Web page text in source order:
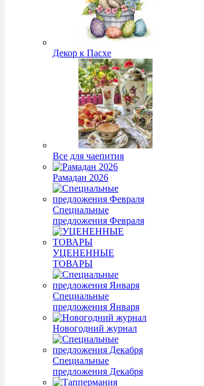
Декор к Пасхе
Все для чаепития
Рамадан 2026
Специальные
предложения Февраля
УЦЕНЕННЫЕ
ТОВАРЫ
Специальные
предложения Января
Новогодний журнал
Специальные
предложения Декабря